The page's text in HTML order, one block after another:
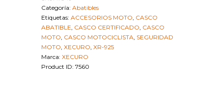
M
|
SKU
17349
cantidad
Categoría: Abatibles
Etiquetas: ACCESORIOS MOTO CASCO
ABATIBLE CASCO CERTIFICADO CASCO
MOTO CASCO MOTOCICLISTA SEGURIDAD
MOTO XECURO XR-925
Marca: XECURO
Product ID: 7560